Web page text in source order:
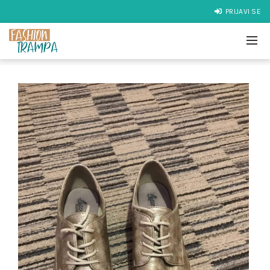
PRIJAVI SE